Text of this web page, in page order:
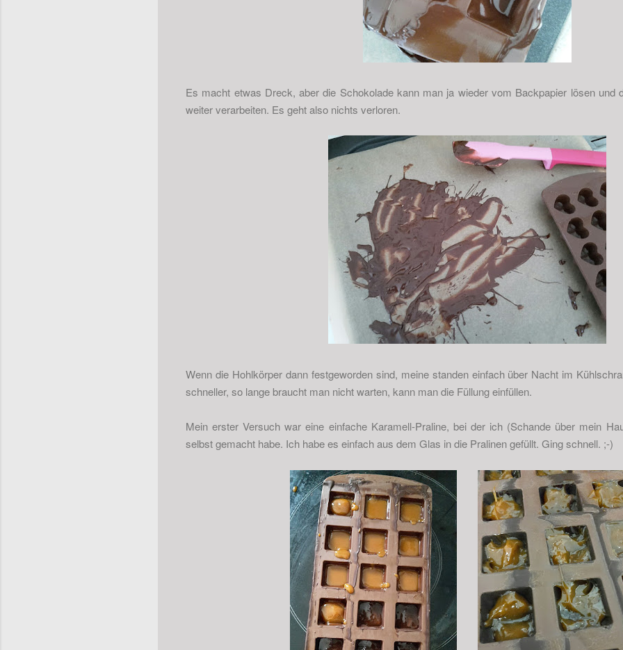
Es macht etwas Dreck, aber die Schokolade kann man ja wieder vom Backpapier lösen und
weiter verarbeiten. Es geht also nichts verloren.
Wenn die Hohlkörper dann festgeworden sind, meine standen einfach über Nacht im
schneller, so lange braucht man nicht warten, kann man die Füllung einfüllen.
Mein erster Versuch war eine einfache Karamell-Praline, bei der ich (Schande über mein
selbst gemacht habe. Ich habe es einfach aus dem Glas in die Pralinen gefüllt. Ging schnell. ;-)